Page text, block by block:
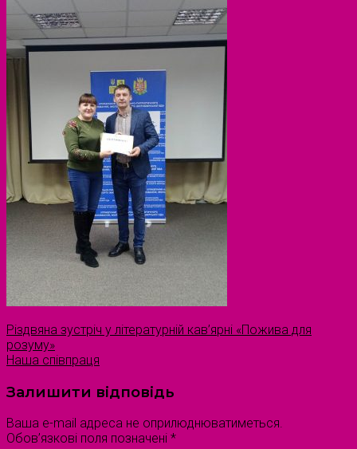
Різдвяна зустріч у літературній кав’ярні «Пожива для
розуму»
Наша співпраця
Залишити відповідь
Ваша e-mail адреса не оприлюднюватиметься.
Обов’язкові поля позначені *